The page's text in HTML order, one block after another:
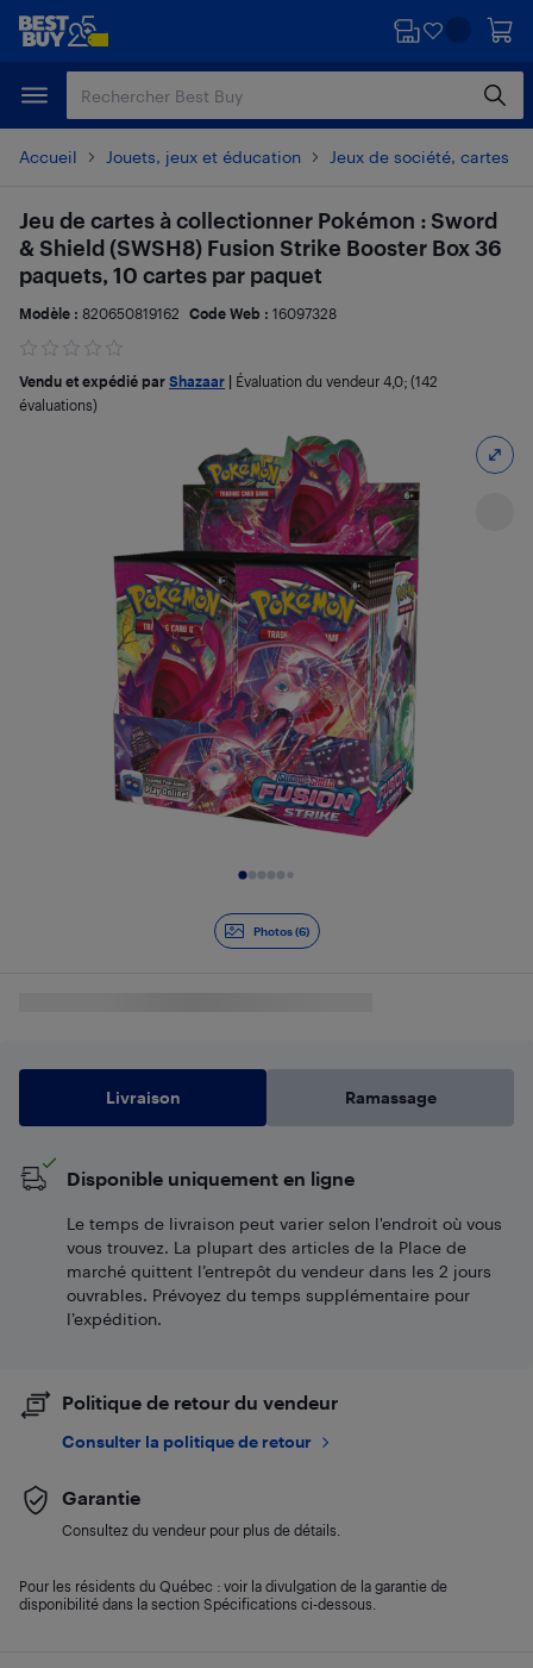
Passer
principal
Passer
Accueil Jouets, jeux et éducation Jeux de société, cartes
Photos (6)
Jeu de cartes à collectionner Pokémon : Sword
& Shield (SWSH8) Fusion Strike Booster Box 36
paquets, 10 cartes par paquet
Modèle : 820650819162 Code Web : 16097328
Vendu et expédié par Shazaar Évaluation du vendeur 4,0; (142
évaluations)
Livraison Ramassage
Disponible uniquement en ligne
Le temps de livraison peut varier selon l'endroit où vous
vous trouvez. La plupart des articles de la Place de
marché quittent l’entrepôt du vendeur dans les 2 jours
ouvrables. Prévoyez du temps supplémentaire pour
l’expédition.
Politique de retour du vendeur
Consulter la politique de retour
Garantie
Consultez du vendeur pour plus de détails.
Pour les résidents du Québec : voir la divulgation de la garantie de
disponibilité dans la section Spécifications ci-dessous.